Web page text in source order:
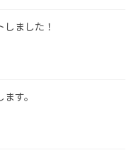
ました！
す。